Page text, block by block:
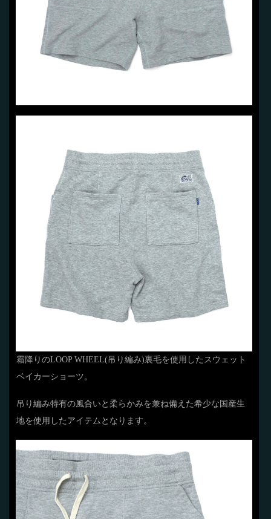
霜降りのLOOP WHEEL(吊り編み)裏毛を使用したスウェット
ベイカーショーツ。
吊り編み特有の風合いと柔らかみを兼ね備えた希少な国産生
地を使用したアイテムとなります。